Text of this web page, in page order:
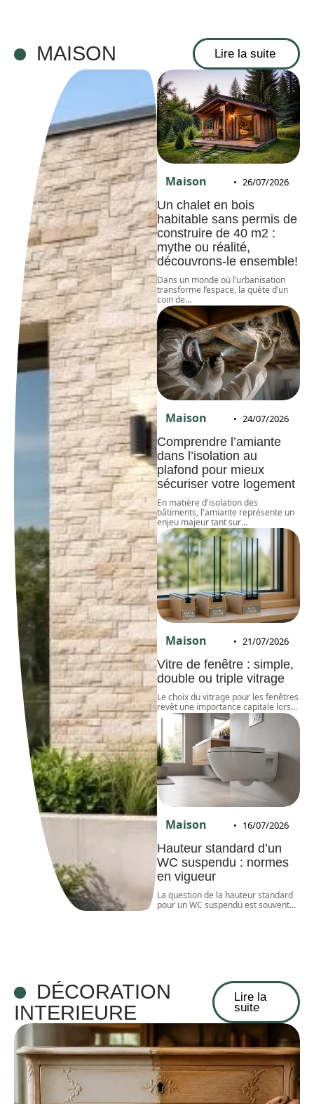
MAISON Lire la suite
Maison 26/07/2026
Un chalet en bois
habitable sans permis de
construire de 40 m2 :
mythe ou réalité,
découvrons-le ensemble!
Dans un monde où l’urbanisation
transforme l’espace, la quête d’un
coin de…
Maison 24/07/2026
Comprendre l’amiante
dans l’isolation au
plafond pour mieux
sécuriser votre logement
En matière d'isolation des
bâtiments, l'amiante représente un
enjeu majeur tant sur…
Maison 21/07/2026
Vitre de fenêtre : simple,
double ou triple vitrage
Le choix du vitrage pour les fenêtres
revêt une importance capitale lors…
Maison 16/07/2026
Hauteur standard d’un
WC suspendu : normes
en vigueur
La question de la hauteur standard
pour un WC suspendu est souvent…
DÉCORATION
INTERIEURE
Lire la
suite